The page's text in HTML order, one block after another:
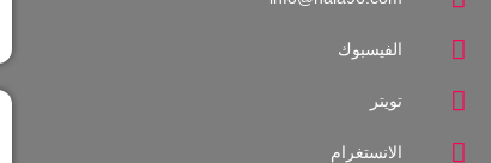
الفيسبوك
تويتر
الانستغرام